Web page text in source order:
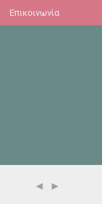
Επικοινωνία